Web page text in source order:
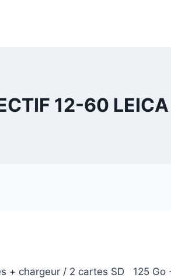
12-60
+ chargeur / 2 cartes SD 125 Go